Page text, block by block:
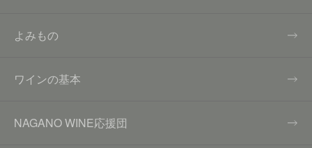
よみもの
ワインの基本
NAGANO WINE応援団